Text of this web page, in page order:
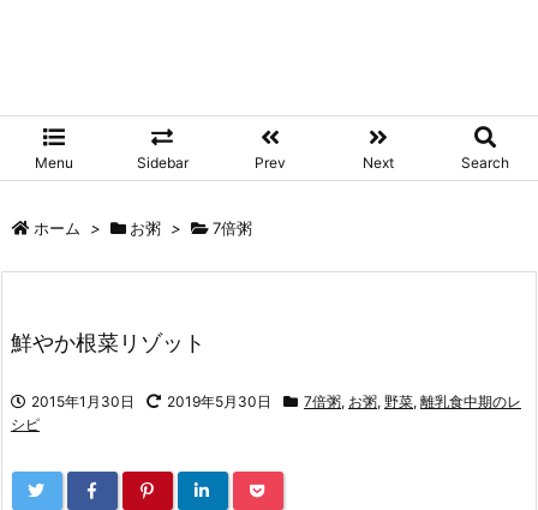
Menu Sidebar Prev Next Search
ホーム > お粥 > 7倍粥
鮮やか根菜リゾット
2015年1月30日 2019年5月30日 7倍粥, お粥, 野菜, 離乳食中期のレ
シピ